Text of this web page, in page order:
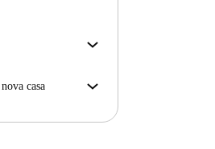
um hotel e ajudá-
casa